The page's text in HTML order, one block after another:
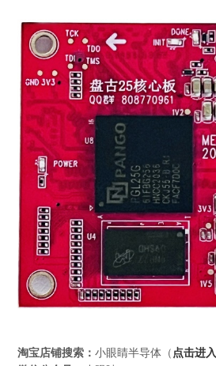
淘宝店铺搜索：小眼睛半导体（ 点击进入